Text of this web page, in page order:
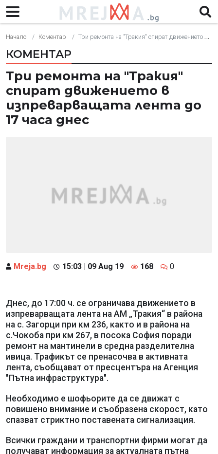
Начало Коментар Три ремонта на "Тракия" спират движението в изпреварващата лента до 17 часа днес
КОМЕНТАР
Три ремонта на "Тракия"
спират движението в
изпреварващата лента до
17 часа днес
Mreja.bg 15:03 | 09 Aug 19 168 0
Днес, до 17:00 ч. се ограничава движението в
изпреварващата лента на АМ „Тракия“ в района
на с. Загорци при км 236, както и в района на
с.Чокоба при км 267, в посока София поради
ремонт на мантинели в средна разделителна
ивица. Трафикът се пренасочва в активната
лента, съобщават от пресцентъра на Агенция
"Пътна инфраструктура".
Необходимо е шофьорите да се движат с
повишено внимание и съобразена скорост, като
спазват стриктно поставената сигнализация.
Всички граждани и транспортни фирми могат да
получават информация за актуалната пътна